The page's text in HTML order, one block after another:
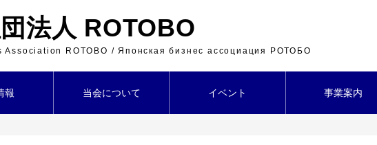
法人 ROTOBO
Association ROTOBO / Японская бизнес ассоциация РОТОБО
報 当会について イベント 事業案内